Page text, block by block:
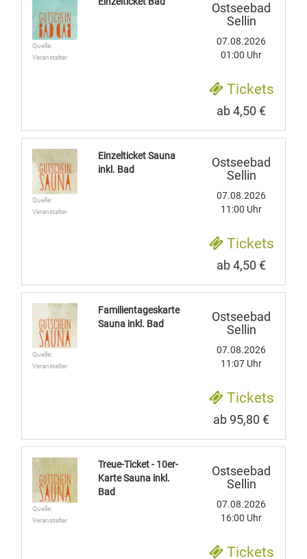
Quelle:
Veranstalter
Ostseebad
Sellin
07.08.2026
01:00 Uhr
Tickets
ab 4,50 €
Quelle:
Veranstalter
Einzelticket Sauna
inkl. Bad
Ostseebad
Sellin
07.08.2026
11:00 Uhr
Tickets
ab 4,50 €
Quelle:
Veranstalter
Familientageskarte
Sauna inkl. Bad
Ostseebad
Sellin
07.08.2026
11:07 Uhr
Tickets
ab 95,80 €
Quelle:
Veranstalter
Treue-Ticket - 10er-
Karte Sauna inkl.
Bad
Ostseebad
Sellin
07.08.2026
16:00 Uhr
Tickets